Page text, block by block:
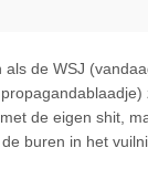
als de WSJ
de eigen shit,
buren in het